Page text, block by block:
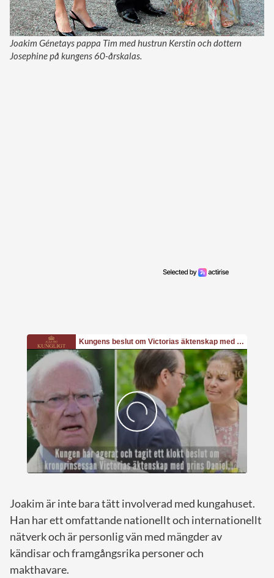
Joakim Génetays pappa Tim med hustrun Kerstin och dottern
Josephine på kungens 60-årskalas.
Joakim är inte bara tätt involverad med kungahuset.
Han har ett omfattande nationellt och internationellt
nätverk och är personlig vän med mängder av
kändisar och framgångsrika personer och
makthavare.